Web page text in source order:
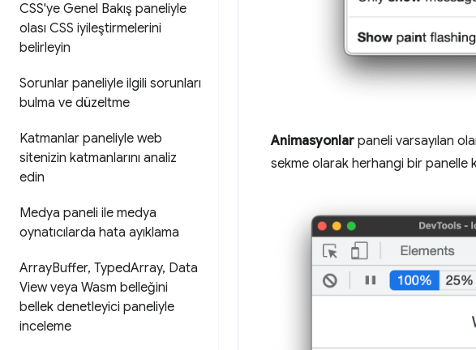
CSS'ye Genel Bakış paneliyle
olası CSS iyileştirmelerini
belirleyin
Sorunlar paneliyle ilgili sorunları
bulma ve düzeltme
Katmanlar paneliyle web
sitenizin katmanlarını analiz
edin
Medya paneli ile medya
oynatıcılarda hata ayıklama
ArrayBuffer, TypedArray, Data
View veya Wasm belleğini
bellek denetleyici paneliyle
inceleme
Animasyonlar paneli varsayılan
sekme olarak herhangi bir panelle